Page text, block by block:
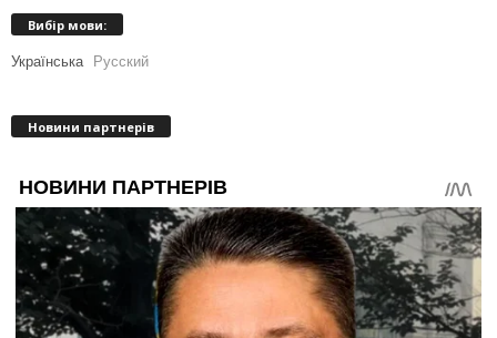
Вибір мови:
Українська Русский
Новини партнерів